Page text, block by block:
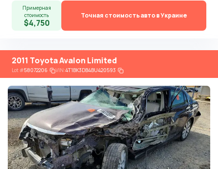
Примерная
стоимость
$4,750
Точная стоимость авто в Украине
2011 Toyota Avalon Limited
Lot#58072206 VIN:4T1BK3DB4BU420593